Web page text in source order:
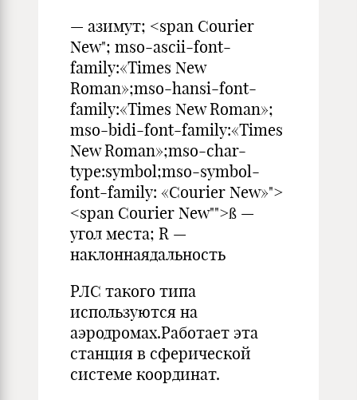
— азимут; <span Courier
New"; mso-ascii-font-
family:«Times New
Roman»;mso-hansi-font-
family:«Times New Roman»;
mso-bidi-font-family:«Times
New Roman»;mso-char-
type:symbol;mso-symbol-
font-family: «Courier New»">
<span Courier New"">ß —
угол места; R —
наклоннаядальность
РЛС такого типа
используются на
аэродромах.Работает эта
станция в сферической
системе координат.